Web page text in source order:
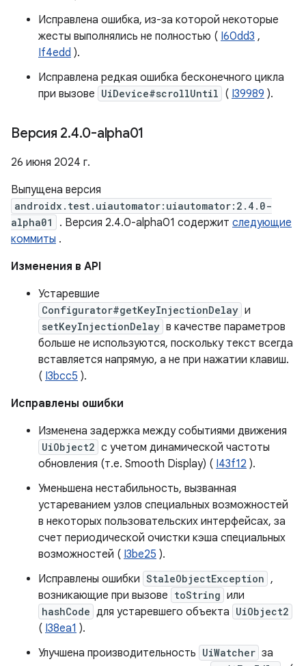
Исправлена ​​ошибка, из-за которой некоторые
жесты выполнялись не полностью ( I60dd3 ,
If4edd ).
Исправлена ​​редкая ошибка бесконечного цикла
при вызове UiDevice#scrollUntil ( I39989 ).
Версия 2.4.0-alpha01
26 июня 2024 г.
Выпущена версия
androidx.test.uiautomator:uiautomator:2.4.0-
alpha01
. Версия 2.4.0-alpha01 содержит следующие
коммиты .
Изменения в API
Устаревшие
Configurator#getKeyInjectionDelay и
setKeyInjectionDelay в качестве параметров
больше не используются, поскольку текст всегда
вставляется напрямую, а не при нажатии клавиш.
( I3bcc5 ).
Исправлены ошибки
Изменена задержка между событиями движения
UiObject2 с учетом динамической частоты
обновления (т.е. Smooth Display) ( I43f12 ).
Уменьшена нестабильность, вызванная
устареванием узлов специальных возможностей
в некоторых пользовательских интерфейсах, за
счет периодической очистки кэша специальных
возможностей ( I3be25 ).
Исправлены ошибки StaleObjectException ,
возникающие при вызове toString или
hashCode для устаревшего объекта UiObject2
( I38ea1 ).
Улучшена производительность UiWatcher за